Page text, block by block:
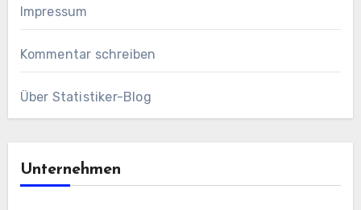
Impressum
Kommentar schreiben
Über Statistiker-Blog
Unternehmen